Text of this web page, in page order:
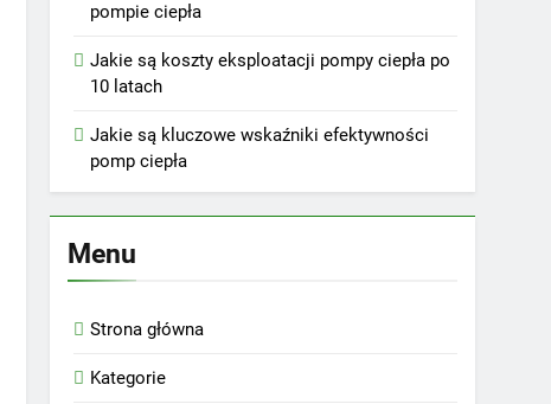
pompie ciepła
Jakie są koszty eksploatacji pompy ciepła po
10 latach
Jakie są kluczowe wskaźniki efektywności
pomp ciepła
Menu
Strona główna
Kategorie